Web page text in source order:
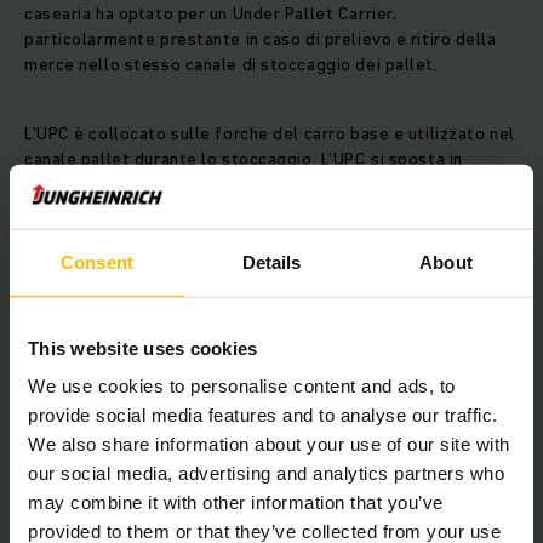
Consent Details About
This website uses cookies
We use cookies to personalise content and ads, to
provide social media features and to analyse our traffic.
We also share information about your use of our site with
our social media, advertising and analytics partners who
may combine it with other information that you’ve
provided to them or that they’ve collected from your use
casearia ha optato per un Under Pallet Carrier,
particolarmente prestante in caso di prelievo e ritiro della
merce nello stesso canale di stoccaggio dei pallet.
L’UPC è collocato sulle forche del carro base e utilizzato nel
canale pallet durante lo stoccaggio. L’UPC si sposta in
maniera autonoma sotto il pallet e preleva le merci da
trasportare senza essere materialmente collegato al carro
base. In questo caso, lo shuttle controlla in maniera
indipendente tutti i movimenti di traslazione e sollevamento,
posizionarlo all’inizio del canale e avviare l’elemento di
stoccaggio successivo.
Un’efficace collaborazione
Abbiamo una gamma di carrelli elevatori completa. Numerosi
carrelli elettrici ERE 225 stoccano e prelevano